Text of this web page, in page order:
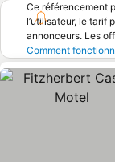
Ce référencement
l’utilisateur, le tarif
annonceurs. Les
Comment